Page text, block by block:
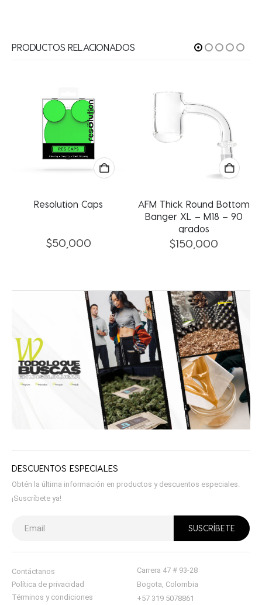
PRODUCTOS RELACIONADOS
Resolution Caps
$50,000
AFM Thick Round Bottom
Banger XL – M18 – 90
grados
$150,000
DESCUENTOS ESPECIALES
Obtén la última información en productos y descuentos especiales.
¡Suscríbete ya!
Contáctanos
Política de privacidad
Términos y condiciones
Carrera 47 # 93-28
Bogota, Colombia
+57 319 5078861